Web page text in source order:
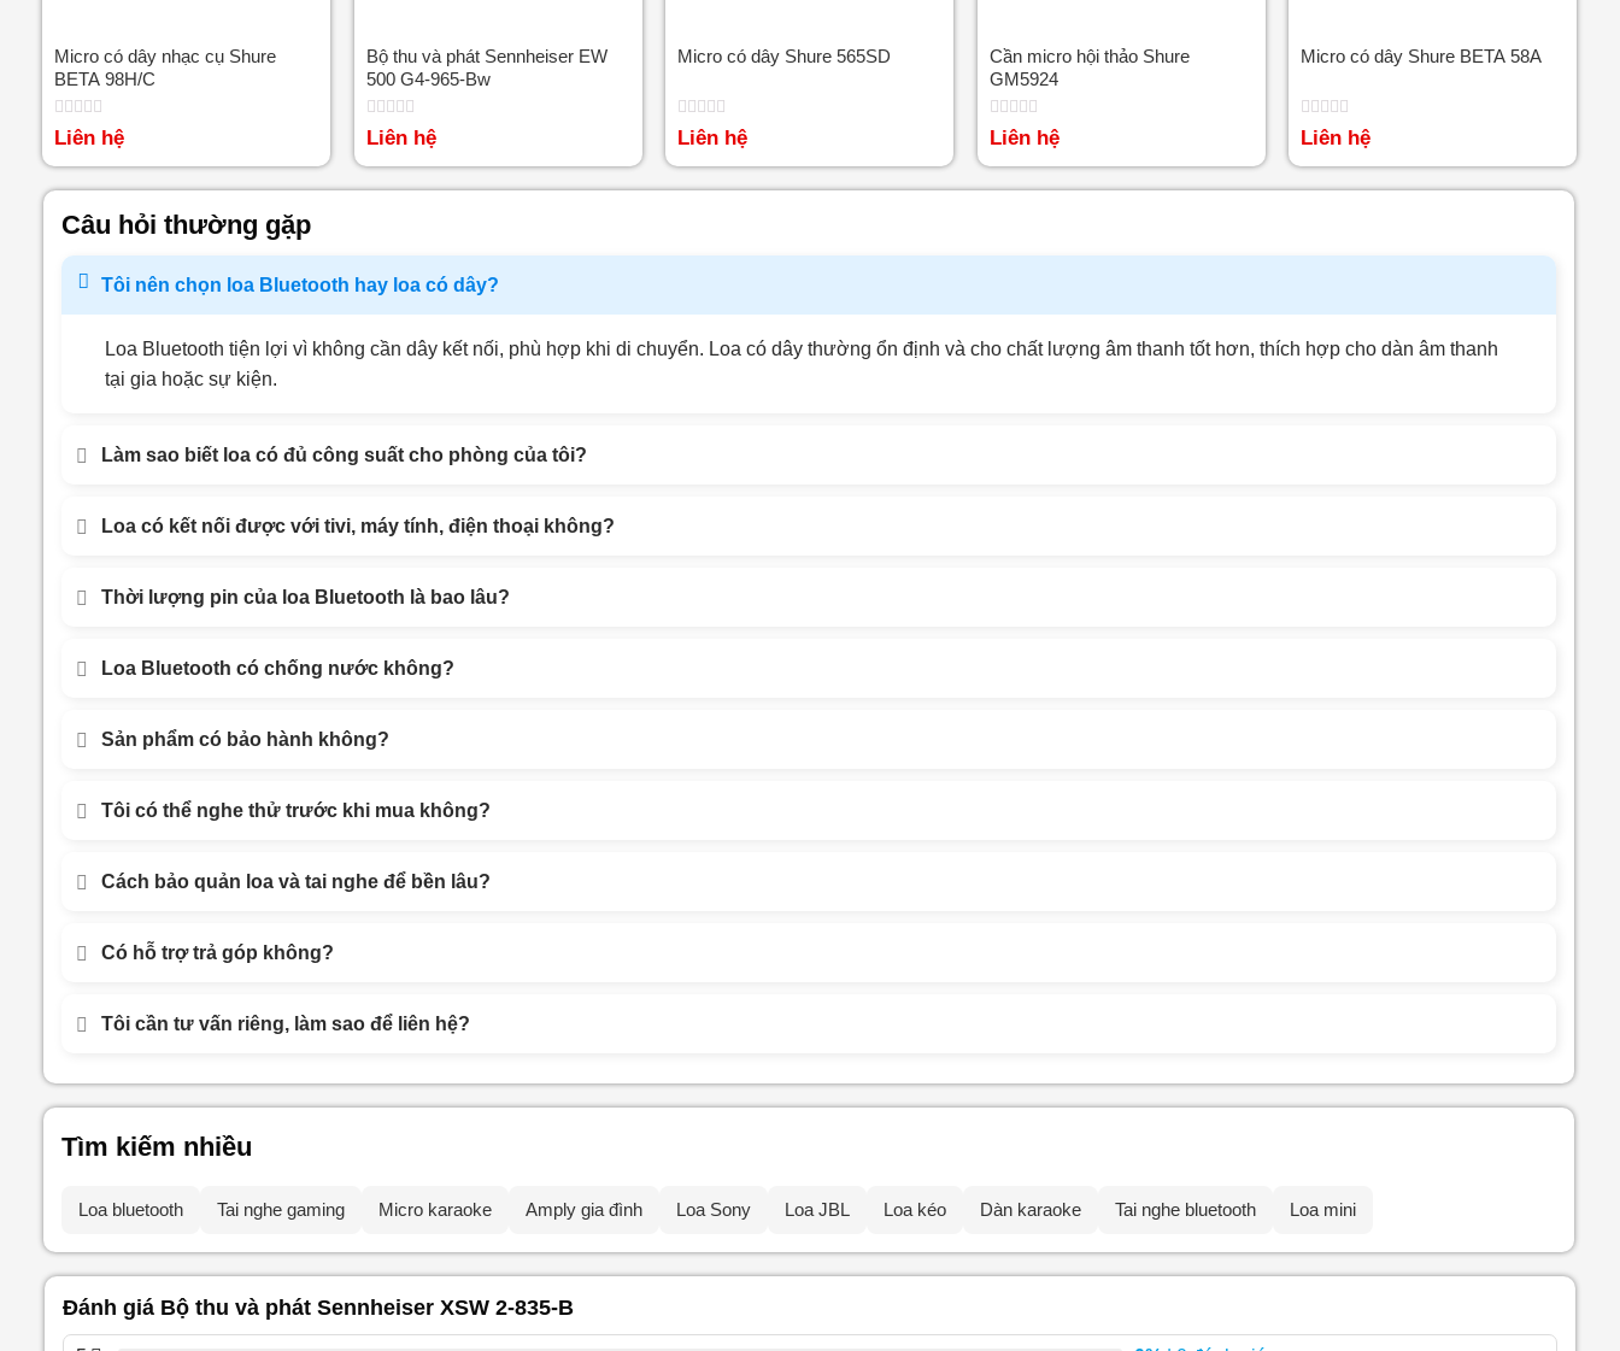
Micro có dây nhạc cụ Shure
BETA 98H/C
Được
xếp
hạng
sao
Liên hệ
Bộ thu và phát Sennheiser EW
500 G4-965-Bw
Được
xếp
hạng
Liên hệ
Micro có dây Shure 565SD
Được
xếp
hạng
Liên hệ
Cần micro hội thảo Shure
GM5924
Được
xếp
hạng
Liên hệ
Micro có dây Shure BETA 58A
Được
xếp
hạng
Liên hệ
Câu hỏi thường gặp
Tôi nên chọn loa Bluetooth hay loa có dây?
Loa Bluetooth tiện lợi vì không cần dây kết nối, phù hợp khi di chuyển. Loa có dây thường ổn định và cho chất lượng âm thanh tốt hơn, thích hợp cho dàn âm thanh
tại gia hoặc sự kiện.
Làm sao biết loa có đủ công suất cho phòng của tôi?
Loa có kết nối được với tivi, máy tính, điện thoại không?
Thời lượng pin của loa Bluetooth là bao lâu?
Loa Bluetooth có chống nước không?
Sản phẩm có bảo hành không?
Tôi có thể nghe thử trước khi mua không?
Cách bảo quản loa và tai nghe để bền lâu?
Có hỗ trợ trả góp không?
Tôi cần tư vấn riêng, làm sao để liên hệ?
Tìm kiếm nhiều
Loa bluetooth Tai nghe gaming Micro karaoke Amply gia đình Loa Sony Loa JBL Loa kéo Dàn karaoke Tai nghe bluetooth Loa mini
Đánh giá Bộ thu và phát Sennheiser XSW 2-835-B